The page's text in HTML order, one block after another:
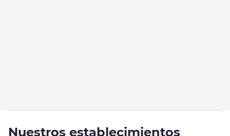
Nuestros establecimientos